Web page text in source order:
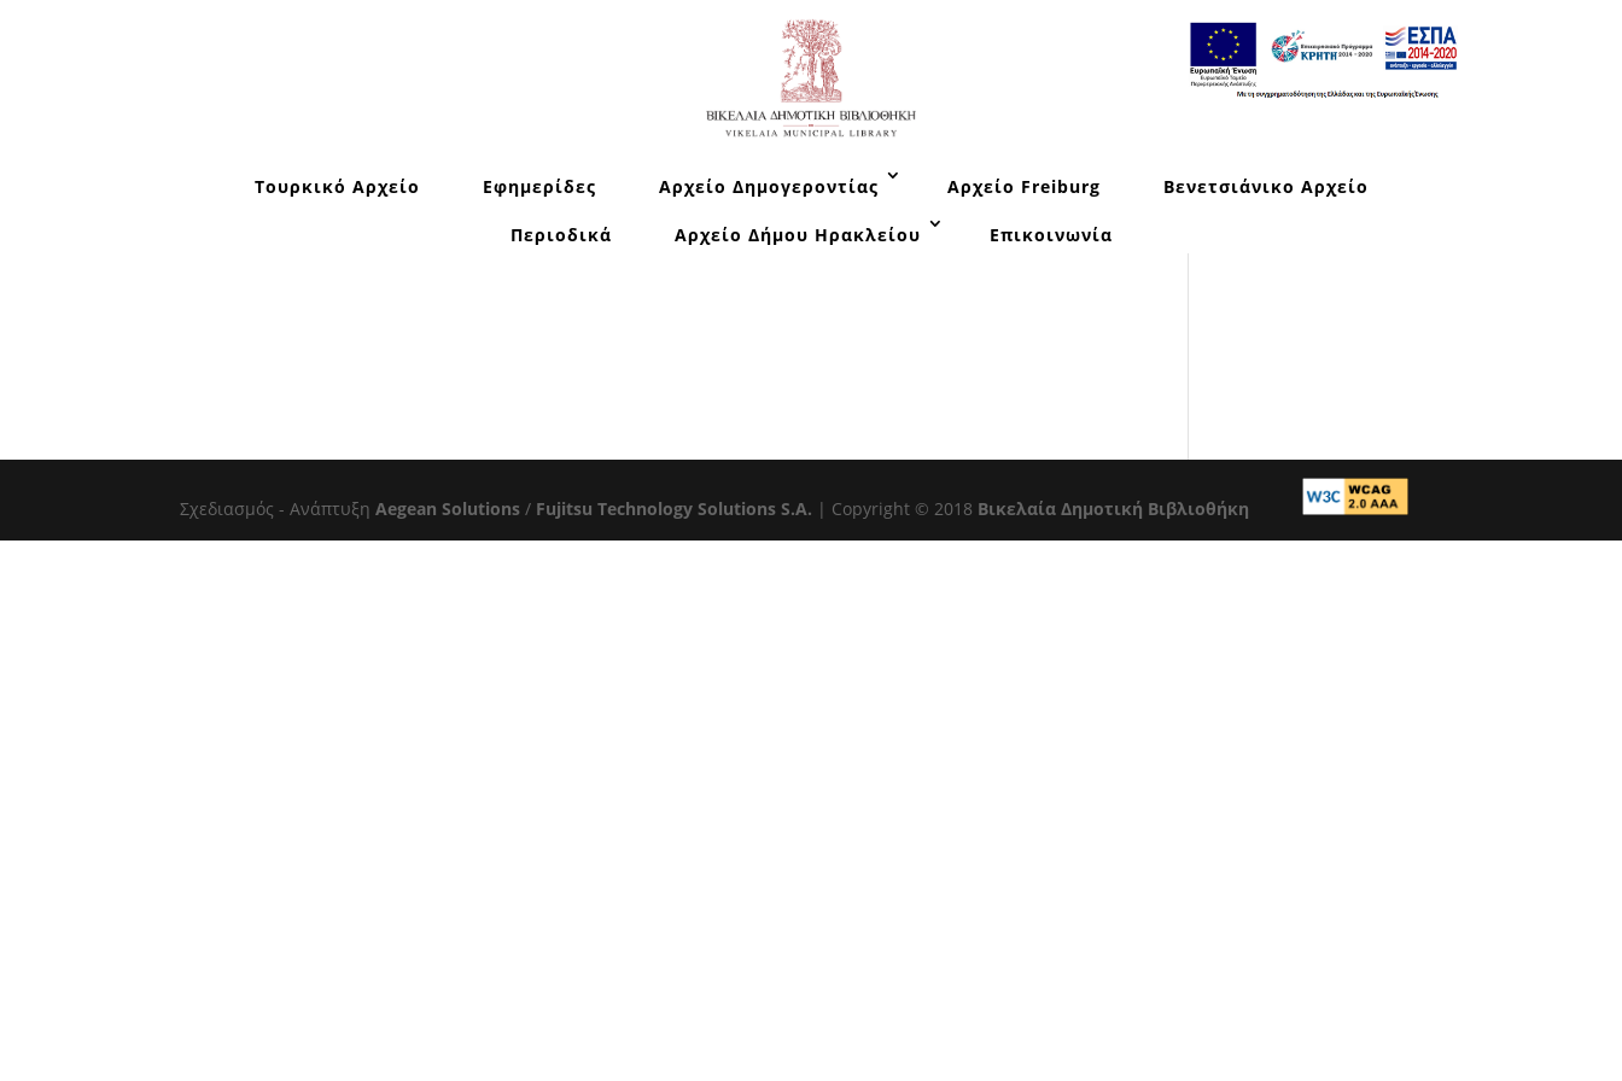
Τουρκικό Αρχείο Εφημερίδες Αρχείο Δημογεροντίας Αρχείο Freiburg Βενετσιάνικο Αρχείο
Περιοδικά Αρχείο Δήμου Ηρακλείου Επικοινωνία
Σχεδιασμός - ΑνάπτυξηAegean Solutions / Fujitsu Technology Solutions S.A. | Copyright © 2018 Βικελαία Δημοτική Βιβλιοθήκη